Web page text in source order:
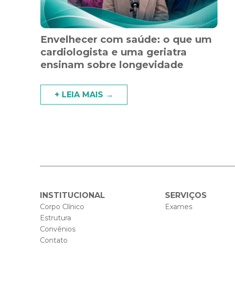
Envelhecer com saúde: o que um
cardiologista e uma geriatra
ensinam sobre longevidade
+ LEIA MAIS →
INSTITUCIONAL
Corpo Clínico
Estrutura
Convênios
Contato
SERVIÇOS
Exames